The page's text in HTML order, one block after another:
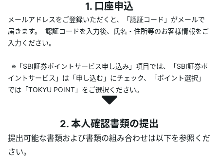
1. 口座申込
メールアドレスをご登録いただくと、「認証コード」がメールで
届きます。 認証コードを入力後、氏名・住所等のお客様情報をご
入力ください。
※「SBI証券ポイントサービス申し込み」項目では、「SBI証券ポ
イントサービス」は「申し込む」にチェック、「ポイント選択」
では「TOKYU POINT」をご選択ください。
2. 本人確認書類の提出
提出可能な書類および書類の組み合わせは以下を参照くだ
さい。